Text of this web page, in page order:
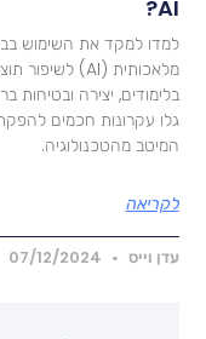
למקד את השימוש בבינה
מלאכותית (AI) לשיפור תוצאות
יצירה ובטיחות ברשת.
עקרונות חכמים להפקת
מהטכנולוגיה.
וייס 07/12/2024